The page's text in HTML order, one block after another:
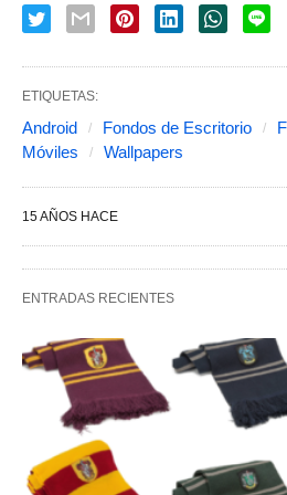
ETIQUETAS:
Android Fondos de Escritorio
Móviles
Wallpapers
15 AÑOS HACE
ENTRADAS RECIENTES